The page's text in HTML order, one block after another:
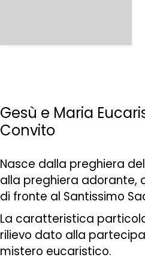
Gesù e Maria
Convito
Nasce dalla preghiera
alla preghiera adorante,
di fronte al Santissimo
La caratteristica
rilievo dato alla
mistero eucaristico.